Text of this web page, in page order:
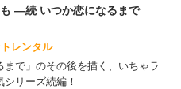
―続 いつか恋になるまで
レンタル
まで」のその後を描く、いちゃラ
リーズ続編！